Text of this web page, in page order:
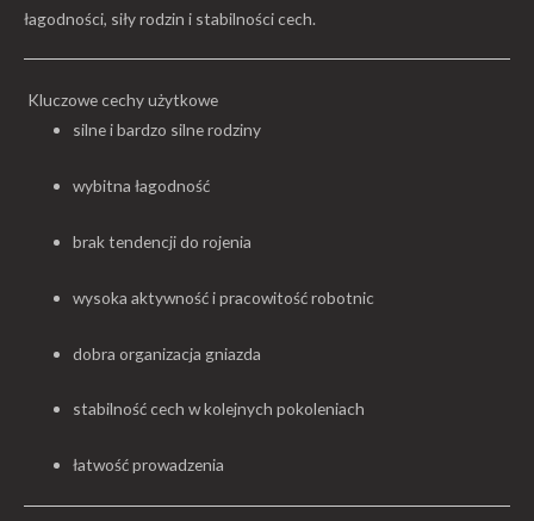
łagodności, siły rodzin i stabilności cech.
Kluczowe cechy użytkowe
silne i bardzo silne rodziny
wybitna łagodność
brak tendencji do rojenia
wysoka aktywność i pracowitość robotnic
dobra organizacja gniazda
stabilność cech w kolejnych pokoleniach
łatwość prowadzenia